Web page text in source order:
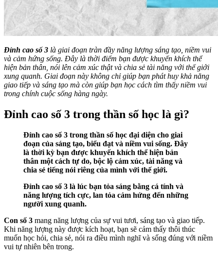
Đỉnh cao số 3 là giai đoạn tràn đầy năng lượng sáng tạo, niềm vui
và cảm hứng sống. Đây là thời điểm bạn được khuyến khích thể
hiện bản thân, nói lên cảm xúc thật và chia sẻ tài năng với thế giới
xung quanh. Giai đoạn này không chỉ giúp bạn phát huy khả năng
giao tiếp và sáng tạo mà còn giúp bạn học cách tìm thấy niềm vui
trong chính cuộc sống hàng ngày.
Đỉnh cao số 3 trong thần số học là gì?
Đỉnh cao số 3 trong thần số học đại diện cho giai
đoạn của sáng tạo, biểu đạt và niềm vui sống. Đây
là thời kỳ bạn được khuyến khích thể hiện bản
thân một cách tự do, bộc lộ cảm xúc, tài năng và
chia sẻ tiếng nói riêng của mình với thế giới.
Đỉnh cao số 3 là lúc bạn tỏa sáng bằng cá tính và
năng lượng tích cực, lan tỏa cảm hứng đến những
người xung quanh.
Con số 3 mang năng lượng của sự vui tươi, sáng tạo và giao tiếp.
Khi năng lượng này được kích hoạt, bạn sẽ cảm thấy thôi thúc
muốn học hỏi, chia sẻ, nói ra điều mình nghĩ và sống đúng với niềm
vui tự nhiên bên trong.